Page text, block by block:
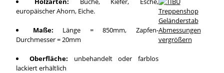
europäischer Ahorn, Eiche.
Maße: Länge = 850mm, Zapfen-
Durchmesser = 20mm
Oberfläche: unbehandelt oder farblos
lackiert erhältlich
vergrößern